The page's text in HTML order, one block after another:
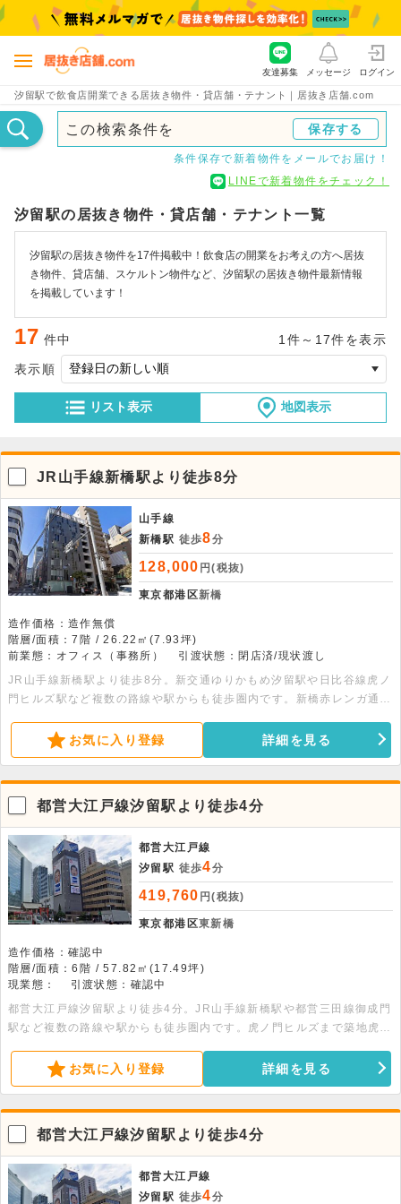
汐留駅で飲食店開業できる居抜き物件・貸店舗・テナント｜居抜き店舗.com
友達募集 メッセージ ログイン
この検索条件を 保存する
条件保存で新着物件をメールでお届け！
LINEで新着物件をチェック！
汐留駅の居抜き物件・貸店舗・テナント一覧
汐留駅の居抜き物件を17件掲載中！飲食店の開業をお考えの方へ居抜
き物件、貸店舗、スケルトン物件など、汐留駅の居抜き物件最新情報
を掲載しています！
17 件中 1件～17件を表示
リスト表示 地図表示
表示順
JR山手線新橋駅より徒歩8分
山手線
新橋駅 徒歩8分
128,000 円(税抜)
東京都港区新橋
造作価格：造作無償
階層/面積：7階 / 26.22㎡(7.93坪)
前業態：オフィス（事務所）
引渡状態：閉店済/現状渡し
JR山手線新橋駅より徒歩8分。新交通ゆりかもめ汐留駅や日比谷線虎ノ
門ヒルズ駅など複数の路線や駅からも徒歩圏内です。新橋赤レンガ通り
レ・シャワールーム・キッチン・エアコン・モニター付きオートロッ
ク・駐輪場完備です。
お気に入り登録 詳細を見る
都営大江戸線汐留駅より徒歩4分
都営大江戸線
汐留駅 徒歩4分
419,760 円(税抜)
東京都港区東新橋
造作価格：確認中
階層/面積：6階 / 57.82㎡(17.49坪)
現業態：
引渡状態：確認中
都営大江戸線汐留駅より徒歩4分。JR山手線新橋駅や都営三田線御成門
駅など複数の路線や駅からも徒歩圏内です。虎ノ門ヒルズまで築地虎ノ
トイレ・LED照明・オートロック・オール電化完備です。
お気に入り登録 詳細を見る
都営大江戸線汐留駅より徒歩4分
都営大江戸線
汐留駅 徒歩4分